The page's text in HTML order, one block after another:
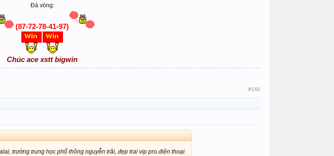
Đá vòng:
(87-72-78-41-97)
Chúc ace xstt bigwin
#149
trường trung học phổ thông nguyễn trãi, đẹp trai vip pro.điện thoại